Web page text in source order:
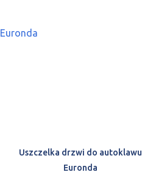
Euronda
Uszczelka drzwi do autoklawu
Euronda